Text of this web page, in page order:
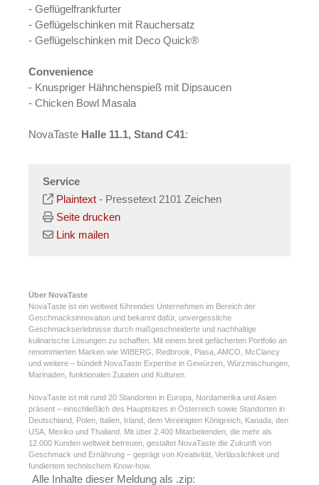
- Geflügelfrankfurter
- Geflügelschinken mit Rauchersatz
- Geflügelschinken mit Deco Quick®
Convenience
- Knuspriger Hähnchenspieß mit Dipsaucen
- Chicken Bowl Masala
NovaTaste Halle 11.1, Stand C41:
Service
Plaintext - Pressetext 2101 Zeichen
Seite drucken
Link mailen
Über NovaTaste
NovaTaste ist ein weltweit führendes Unternehmen im Bereich der
Geschmacksinnovation und bekannt dafür, unvergessliche
Geschmackserlebnisse durch maßgeschneiderte und nachhaltige
kulinarische Lösungen zu schaffen. Mit einem breit gefächerten Portfolio an
renommierten Marken wie WIBERG, Redbrook, Piasa, AMCO, McClancy
und weitere – bündelt NovaTaste Expertise in Gewürzen, Würzmischungen,
Marinaden, funktionalen Zutaten und Kulturen.
NovaTaste ist mit rund 20 Standorten in Europa, Nordamerika und Asien
präsent – einschließlich des Hauptsitzes in Österreich sowie Standorten in
Deutschland, Polen, Italien, Irland, dem Vereinigten Königreich, Kanada, den
USA, Mexiko und Thailand. Mit über 2.400 Mitarbeitenden, die mehr als
12.000 Kunden weltweit betreuen, gestaltet NovaTaste die Zukunft von
Geschmack und Ernährung – geprägt von Kreativität, Verlässlichkeit und
fundiertem technischem Know-how.
Alle Inhalte dieser Meldung als .zip: